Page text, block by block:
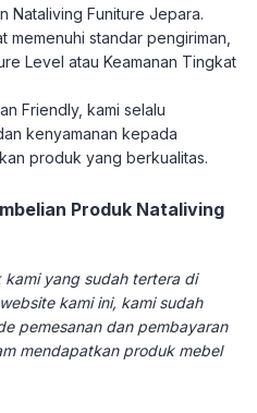
Nataliving Funiture Jepara.
memenuhi standar pengiriman,
Level atau Keamanan Tingkat
Friendly, kami selalu
kenyamanan kepada
produk yang berkualitas.
Produk Nataliving
yang sudah tertera di
kami ini, kami sudah
pemesanan dan pembayaran
mendapatkan produk mebel